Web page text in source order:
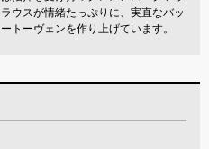
ウスが情緒たっぷりに、実直なバッ
トーヴェンを作り上げています。